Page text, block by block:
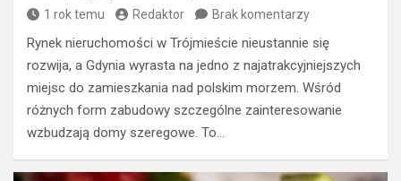
1 rok temu Redaktor Brak komentarzy
Rynek nieruchomości w Trójmieście nieustannie się
rozwija, a Gdynia wyrasta na jedno z najatrakcyjniejszych
miejsc do zamieszkania nad polskim morzem. Wśród
różnych form zabudowy szczególne zainteresowanie
wzbudzają domy szeregowe. To…